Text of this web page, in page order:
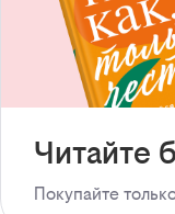
Читайте
Покупайте